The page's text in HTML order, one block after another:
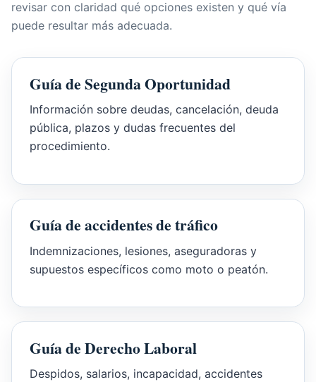
revisar con claridad qué opciones existen y qué vía
puede resultar más adecuada.
Guía de Segunda Oportunidad
Información sobre deudas, cancelación, deuda
pública, plazos y dudas frecuentes del
procedimiento.
Guía de accidentes de tráfico
Indemnizaciones, lesiones, aseguradoras y
supuestos específicos como moto o peatón.
Guía de Derecho Laboral
Despidos, salarios, incapacidad, accidentes